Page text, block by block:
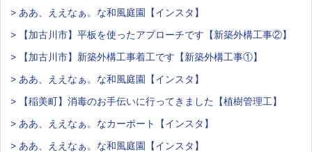
> ああ、ええなぁ。な和風庭園【インスタ】
> 【加古川市】平板を使ったアプローチです【新築外構工事②】
> 【加古川市】新築外構工事着工です【新築外構工事①】
> ああ、ええなぁ。な和風庭園【インスタ】
> 【稲美町】消毒のお手伝いに行ってきました【植樹管理工】
> ああ、ええなぁ。なカーポート【インスタ】
> ああ、ええなぁ。な和風庭園【インスタ】